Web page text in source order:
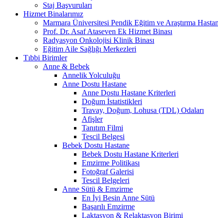
Staj Başvuruları
Hizmet Binalarımız
Marmara Üniversitesi Pendik Eğitim ve Araştırma
Prof. Dr. Asaf Ataseven Ek Hizmet Binası
Radyasyon Onkolojisi Klinik Binası
Eğitim Aile Sağlığı Merkezleri
Tıbbi Birimler
Anne & Bebek
Annelik Yolculuğu
Anne Dostu Hastane
Anne Dostu Hastane Kriterleri
Doğum İstatistikleri
Travay, Doğum, Lohusa (TDL) Odaları
Afişler
Tanıtım Filmi
Tescil Belgesi
Bebek Dostu Hastane
Bebek Dostu Hastane Kriterleri
Emzirme Politikası
Fotoğraf Galerisi
Tescil Belgeleri
Anne Sütü & Emzirme
En İyi Besin Anne Sütü
Başarılı Emzirme
Laktasyon & Relaktasyon Birimi